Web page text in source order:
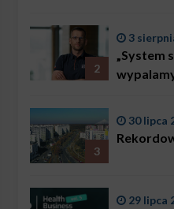
2
3
„System
3
30 lipca
29 lipca